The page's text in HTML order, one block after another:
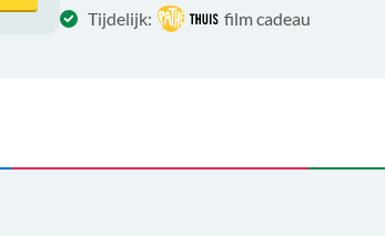
Tijdelijk:
film cadeau